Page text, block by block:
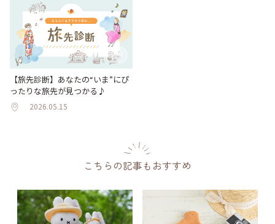
【旅先診断】あなたの“いま”にぴ
ったりな旅先が見つかる♪
2026.05.15
こちらの記事もおすすめ